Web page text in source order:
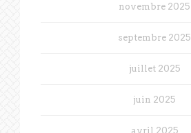
novembre 2025
septembre 2025
juillet 2025
juin 2025
avril 2025